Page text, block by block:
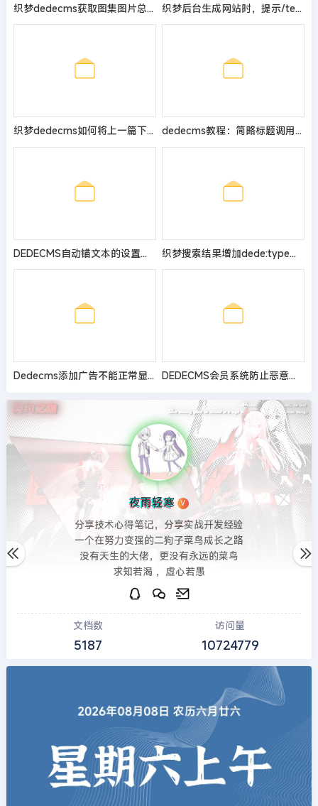
织梦dedecms获取图集图片总数量的教程 织梦后台生成网站时，提示/templets/default/index.htm Not Foun
织梦dedecms如何将上一篇下一篇的文字改为英文 dedecms教程：简略标题调用及字数的修改方法
DEDECMS自动锚文本的设置方法与技巧 织梦搜索结果增加dede:type标签支持
Dedecms添加广告不能正常显示的解决办法 DEDECMS会员系统防止恶意注册及快速删除垃圾会员及文章的方法
夜雨轻寒 V
分享技术心得笔记，分享实战开发经验
一个在努力变强的二狗子菜鸟成长之路
没有天生的大佬，更没有永远的菜鸟
求知若渴 ，虚心若愚
文档数
5187
访问量
10724779